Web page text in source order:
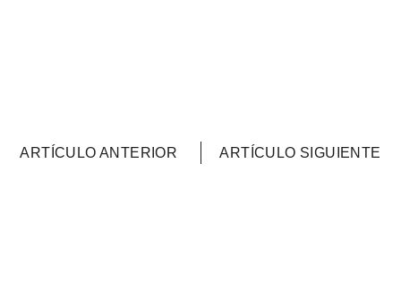
ARTÍCULO ANTERIOR ARTÍCULO SIGUIENTE